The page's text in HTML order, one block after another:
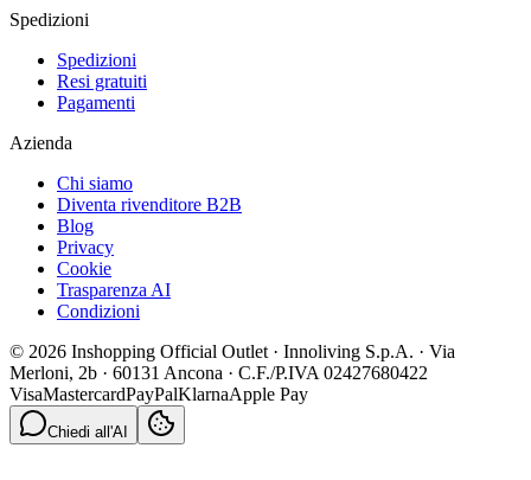
Spedizioni
Spedizioni
Resi gratuiti
Pagamenti
Azienda
Chi siamo
Diventa rivenditore B2B
Blog
Privacy
Cookie
Trasparenza AI
Condizioni
© 2026 Inshopping Official Outlet · Innoliving S.p.A. · Via
Merloni, 2b · 60131 Ancona · C.F./P.IVA 02427680422
VisaMastercardPayPalKlarnaApple Pay
Chiedi all'AI